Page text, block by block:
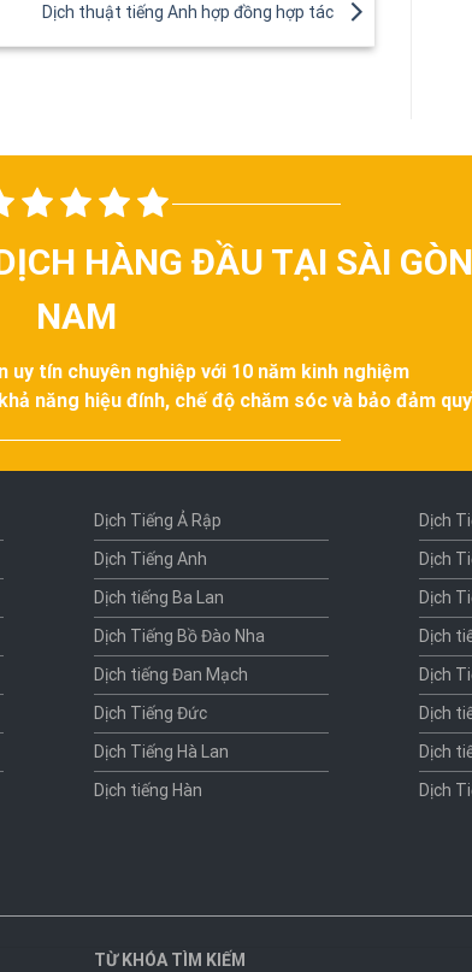
Dịch thuật tiếng Anh hợp đồng hợp tác
HÀNG ĐẦU TẠI SÀI
NAM
uy tín chuyên nghiệp với 10 năm kinh nghiệm
năng hiệu đính, chế độ chăm sóc và bảo đảm
Dịch Tiếng Ả Rập
Dịch Tiếng Anh
Dịch tiếng Ba Lan
Dịch Tiếng Bồ Đào Nha
Dịch tiếng Đan Mạch
Dịch Tiếng Đức
Dịch Tiếng Hà Lan
Dịch tiếng Hàn
Dịch
Dịch
Dịch
Dịch
Dịch
Dịch
Dịch
Dịch
TỪ KHÓA TÌM KIẾM